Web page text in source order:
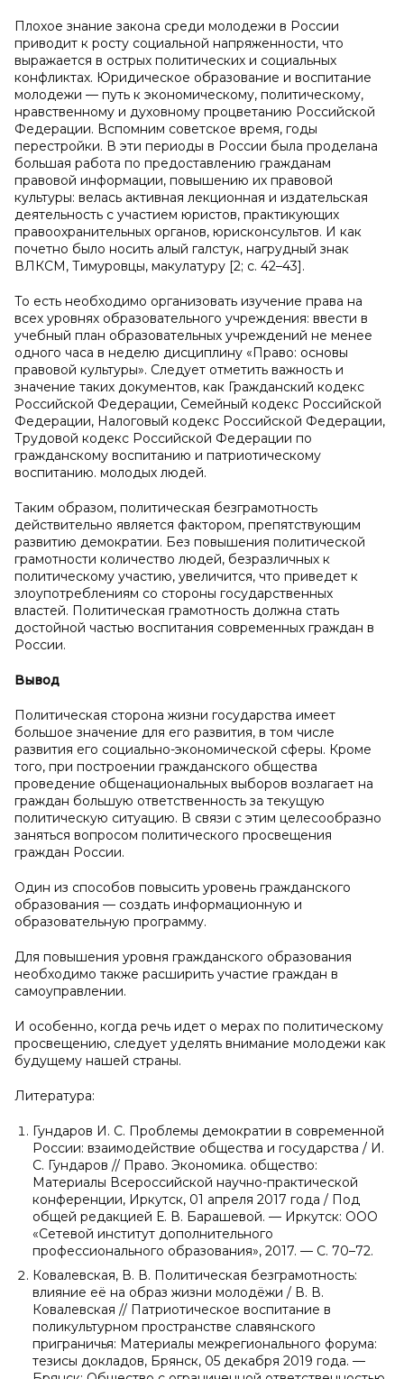
Плохое знание закона среди молодежи в России
приводит к росту социальной напряженности, что
выражается в острых политических и социальных
конфликтах. Юридическое образование и воспитание
молодежи — путь к экономическому, политическому,
нравственному и духовному процветанию Российской
Федерации. Вспомним советское время, годы
перестройки. В эти периоды в России была проделана
большая работа по предоставлению гражданам
правовой информации, повышению их правовой
культуры: велась активная лекционная и издательская
деятельность с участием юристов, практикующих
правоохранительных органов, юрисконсультов. И как
почетно было носить алый галстук, нагрудный знак
ВЛКСМ, Тимуровцы, макулатуру [2; с. 42–43].
То есть необходимо организовать изучение права на
всех уровнях образовательного учреждения: ввести в
учебный план образовательных учреждений не менее
одного часа в неделю дисциплину «Право: основы
правовой культуры». Следует отметить важность и
значение таких документов, как Гражданский кодекс
Российской Федерации, Семейный кодекс Российской
Федерации, Налоговый кодекс Российской Федерации,
Трудовой кодекс Российской Федерации по
гражданскому воспитанию и патриотическому
воспитанию. молодых людей.
Таким образом, политическая безграмотность
действительно является фактором, препятствующим
развитию демократии. Без повышения политической
грамотности количество людей, безразличных к
политическому участию, увеличится, что приведет к
злоупотреблениям со стороны государственных
властей. Политическая грамотность должна стать
достойной частью воспитания современных граждан в
России.
Вывод
Политическая сторона жизни государства имеет
большое значение для его развития, в том числе
развития его социально-экономической сферы. Кроме
того, при построении гражданского общества
проведение общенациональных выборов возлагает на
граждан большую ответственность за текущую
политическую ситуацию. В связи с этим целесообразно
заняться вопросом политического просвещения
граждан России.
Один из способов повысить уровень гражданского
образования — создать информационную и
образовательную программу.
Для повышения уровня гражданского образования
необходимо также расширить участие граждан в
самоуправлении.
И особенно, когда речь идет о мерах по политическому
просвещению, следует уделять внимание молодежи как
будущему нашей страны.
Литература:
Гундаров И. С. Проблемы демократии в современной
России: взаимодействие общества и государства / И.
С. Гундаров // Право. Экономика. общество:
Материалы Всероссийской научно-практической
конференции, Иркутск, 01 апреля 2017 года / Под
общей редакцией Е. В. Барашевой. — Иркутск: ООО
«Сетевой институт дополнительного
профессионального образования», 2017. — С. 70–72.
Ковалевская, В. В. Политическая безграмотность:
влияние её на образ жизни молодёжи / В. В.
Ковалевская // Патриотическое воспитание в
поликультурном пространстве славянского
приграничья: Материалы межрегионального форума:
тезисы докладов, Брянск, 05 декабря 2019 года. —